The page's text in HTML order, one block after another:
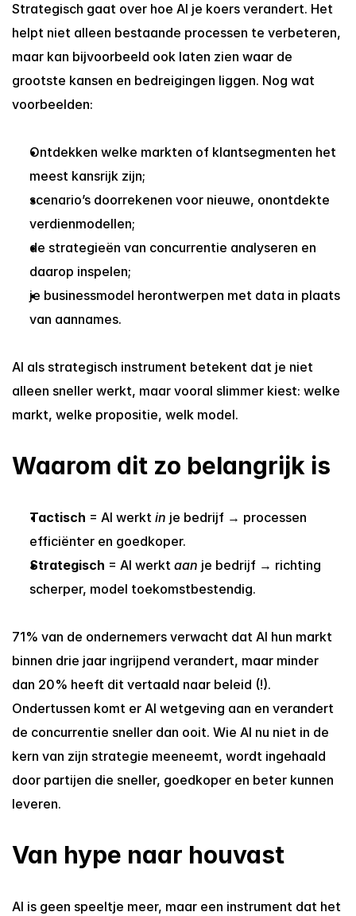
Strategisch gaat over hoe AI je koers verandert. Het
helpt niet alleen bestaande processen te verbeteren,
maar kan bijvoorbeeld ook laten zien waar de
grootste kansen en bedreigingen liggen. Nog wat
voorbeelden:
Ontdekken welke markten of klantsegmenten het
meest kansrijk zijn;
scenario’s doorrekenen voor nieuwe, onontdekte
verdienmodellen;
de strategieën van concurrentie analyseren en
daarop inspelen;
je businessmodel herontwerpen met data in plaats
van aannames.
AI als strategisch instrument betekent dat je niet
alleen sneller werkt, maar vooral slimmer kiest: welke
markt, welke propositie, welk model.
Waarom dit zo belangrijk is
Tactisch = AI werkt in je bedrijf → processen
efficiënter en goedkoper.
Strategisch = AI werkt aan je bedrijf → richting
scherper, model toekomstbestendig.
71% van de ondernemers verwacht dat AI hun markt
binnen drie jaar ingrijpend verandert, maar minder
dan 20% heeft dit vertaald naar beleid (!).
Ondertussen komt er AI wetgeving aan en verandert
de concurrentie sneller dan ooit. Wie AI nu niet in de
kern van zijn strategie meeneemt, wordt ingehaald
door partijen die sneller, goedkoper en beter kunnen
leveren.
Van hype naar houvast
AI is geen speeltje meer, maar een instrument dat het